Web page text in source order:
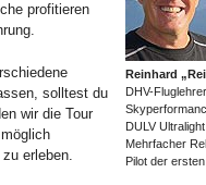
profitieren
solltest du
wir die Tour
erleben.
Reinhard
DHV-
DULV
Mehrfacher
Pilot der